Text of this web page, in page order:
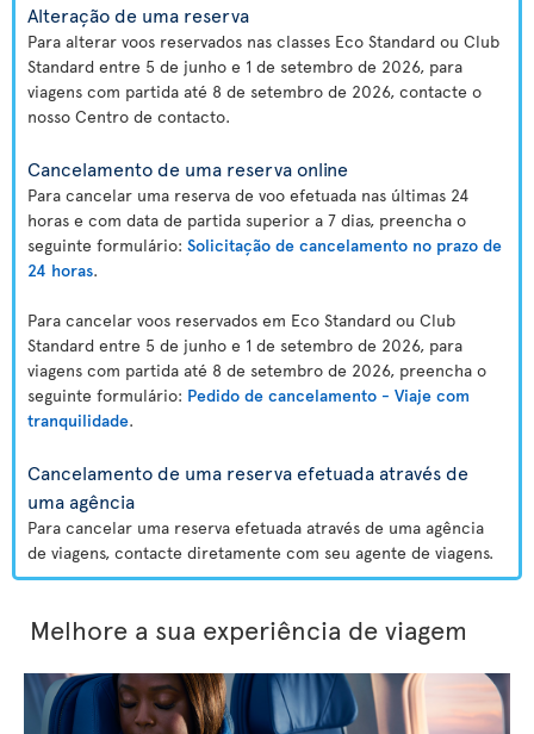
Alteração de uma reserva
Para alterar voos reservados nas classes Eco Standard ou Club
Standard entre 5 de junho e 1 de setembro de 2026, para
viagens com partida até 8 de setembro de 2026, contacte o
nosso Centro de contacto.
Cancelamento de uma reserva online
Para cancelar uma reserva de voo efetuada nas últimas 24
horas e com data de partida superior a 7 dias, preencha o
seguinte formulário: Solicitação de cancelamento no prazo de
24 horas.
Para cancelar voos reservados em Eco Standard ou Club
Standard entre 5 de junho e 1 de setembro de 2026, para
viagens com partida até 8 de setembro de 2026, preencha o
seguinte formulário: Pedido de cancelamento - Viaje com
tranquilidade.
Cancelamento de uma reserva efetuada através de
uma agência
Para cancelar uma reserva efetuada através de uma agência
de viagens, contacte diretamente com seu agente de viagens.
Melhore a sua experiência de viagem